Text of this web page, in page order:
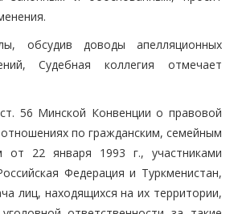
обсудив доводы апелляционных
Судебная коллегия отмечает
56 Минской Конвенции о правовой
по гражданским, семейным
от 22 января 1993 г., участниками
Федерация и Туркменистан,
лиц, находящихся на их территории,